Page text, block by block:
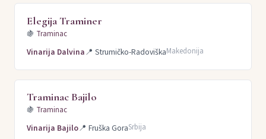
Elegija Traminer
🍇 Traminac
Vinarija Dalvina📍 Strumičko-RadoviškaMakedonija
Traminac Bajilo
🍇 Traminac
Vinarija Bajilo📍 Fruška GoraSrbija